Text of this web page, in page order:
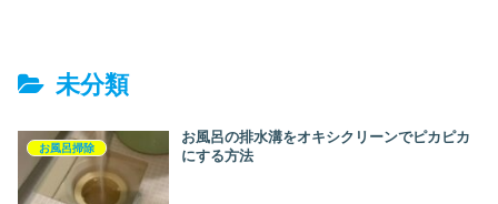
未分類
お風呂掃除
お風呂の排水溝をオキシクリーンでピカピカ
にする方法